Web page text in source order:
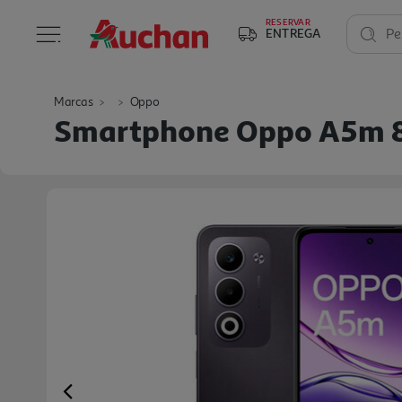
RESERVAR
ENTREGA
Marcas Oppo
Smartphone Oppo A5m